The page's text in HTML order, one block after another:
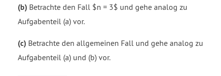
(b) Betrachte den Fall $n = 3$ und gehe analog zu
Aufgabenteil (a) vor.
(c) Betrachte den allgemeinen Fall und gehe analog zu
Aufgabenteil (a) und (b) vor.